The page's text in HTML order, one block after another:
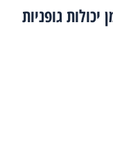
גופניות